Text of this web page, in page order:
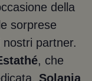
della
sorprese
partner.
, che
Solania